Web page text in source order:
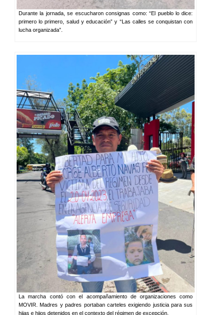
Durante la jornada, se escucharon consignas como: “El pueblo lo dice:
primero lo primero, salud y educación” y “Las calles se conquistan con
lucha organizada”.
La marcha contó con el acompañamiento de organizaciones como
MOVIR. Madres y padres portaban carteles exigiendo justicia para sus
hijas e hijos detenidos en el contexto del régimen de excepción.